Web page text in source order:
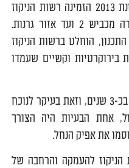
עוד הסביר כי לאחר ההצפות בשנת 2013 הזמינה רשות הניקוז
והנחלים תכנון להסדרת נחל חדרה מכביש 2 ועד אזור גרנות.
הוחלט ברשות הניקוז
בירוקרטיות וקשיים שעמדו
טווח הביצוע של הפרויקט מוערך בכ-3 שנים, וזאת בעיקר לנוכח
אחת הבעיות היה הצורך
את אפיק הנחל.
להעמקה והרחבה של